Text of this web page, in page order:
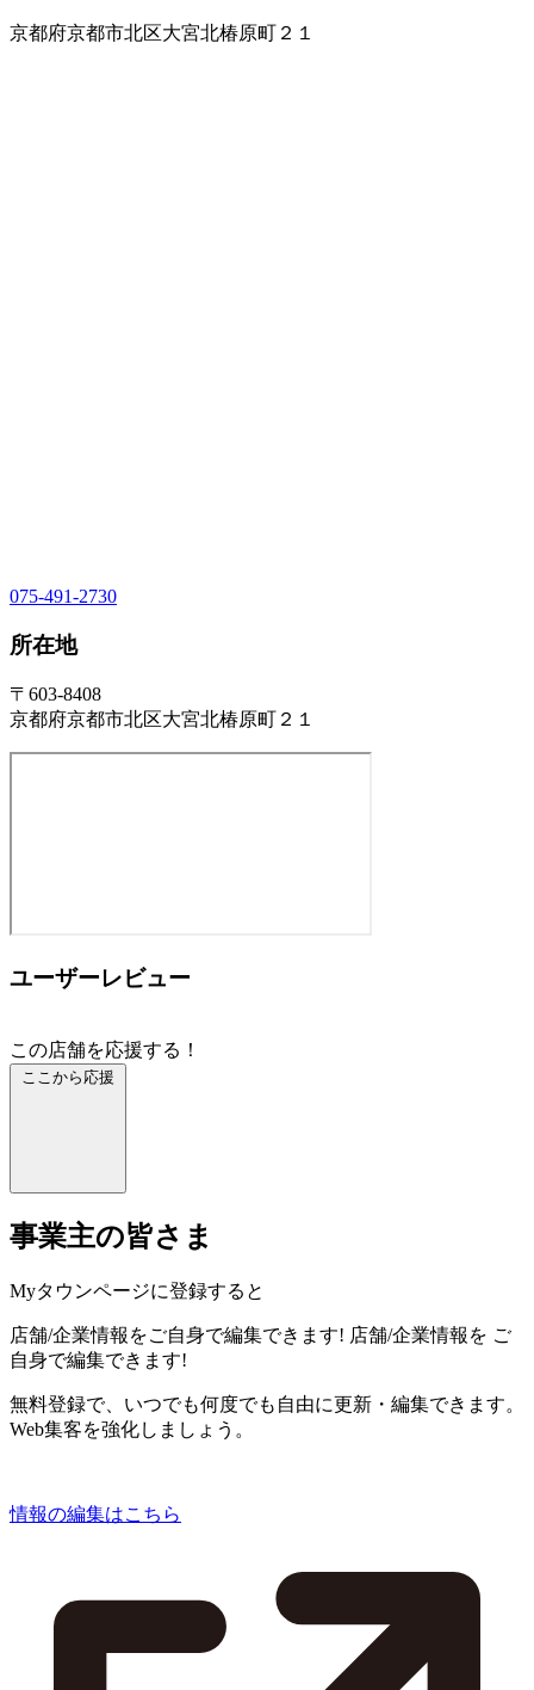
京都府京都市北区大宮北椿原町２１
075-491-2730
所在地
〒603-8408
京都府京都市北区大宮北椿原町２１
ユーザーレビュー
この店舗を応援する！
ここから応援
事業主の皆さま
Myタウンページに登録すると
店舗/企業情報をご自身で編集できます! 店舗/企業情報を ご
自身で編集できます!
無料登録で、いつでも何度でも自由に更新・編集できます。
Web集客を強化しましょう。
情報の編集はこちら